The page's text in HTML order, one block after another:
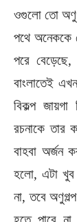
ওগুলো তো
পথে অনেককে
পরে
বাংলাতেই
বিকল্প
রচনাকে তার
বাহবা অর্জন
হলো, এটা খুব
না, তবে